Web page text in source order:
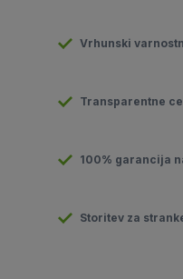
Vrhunski
Transparentne
100% garancija
Storitev za